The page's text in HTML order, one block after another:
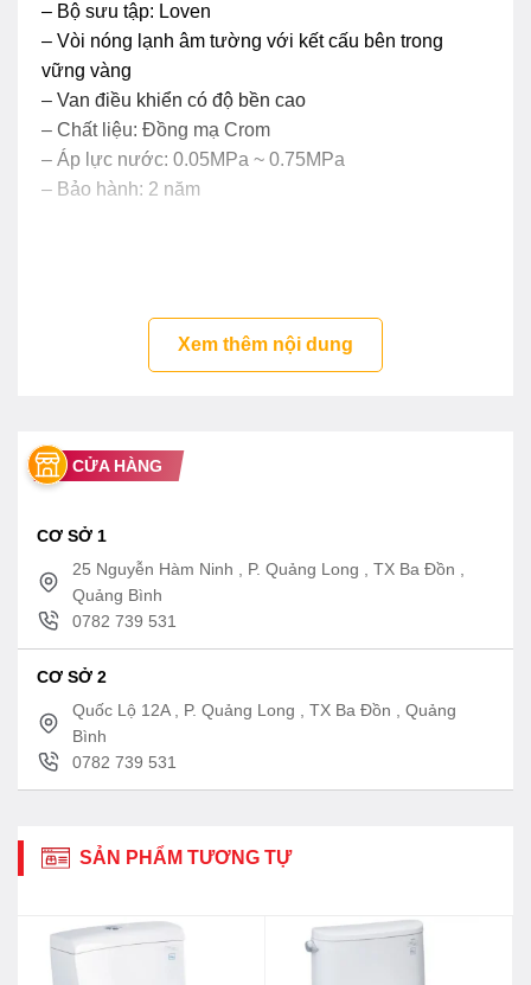
– Bộ sưu tập: Loven
– Vòi nóng lạnh âm tường với kết cấu bên trong
vững vàng
– Van điều khiển có độ bền cao
– Chất liệu: Đồng mạ Crom
– Áp lực nước: 0.05MPa ~ 0.75MPa
– Bảo hành: 2 năm
Xem thêm nội dung
CỬA HÀNG
CƠ SỞ 1
25 Nguyễn Hàm Ninh , P. Quảng Long , TX Ba Đồn ,
Quảng Bình
0782 739 531
CƠ SỞ 2
Quốc Lộ 12A , P. Quảng Long , TX Ba Đồn , Quảng
Bình
0782 739 531
SẢN PHẨM TƯƠNG TỰ